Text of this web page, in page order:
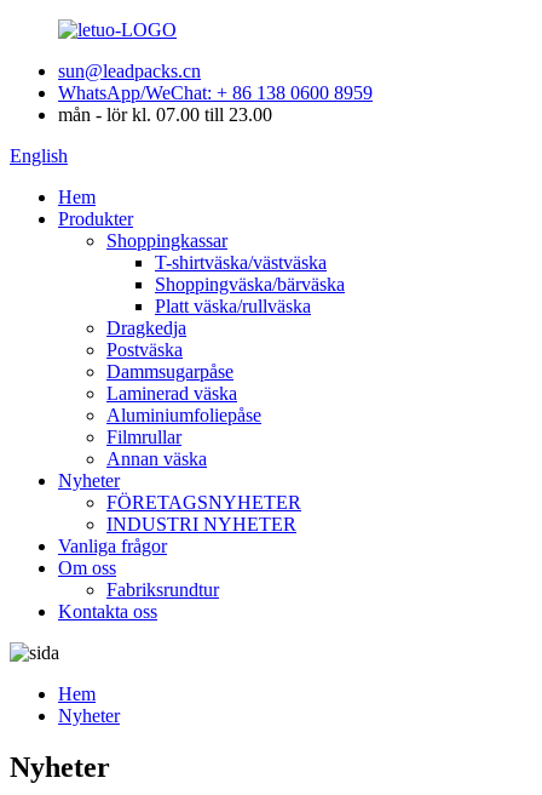
sun@leadpacks.cn
WhatsApp/WeChat: + 86 138 0600 8959
mån - lör kl. 07.00 till 23.00
English
Hem
Produkter
Shoppingkassar
T-shirtväska/västväska
Shoppingväska/bärväska
Platt väska/rullväska
Dragkedja
Postväska
Dammsugarpåse
Laminerad väska
Aluminiumfoliepåse
Filmrullar
Annan väska
Nyheter
FÖRETAGSNYHETER
INDUSTRI NYHETER
Vanliga frågor
Om oss
Fabriksrundtur
Kontakta oss
Hem
Nyheter
Nyheter